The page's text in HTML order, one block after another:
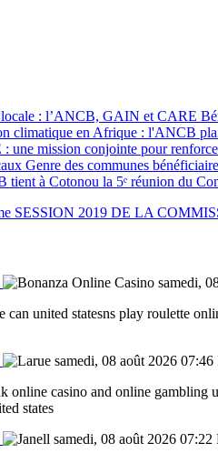
: l’ANCB, GAIN et CARE
climatique en Afrique : l'ANCB
une mission conjointe pour
Genre des communes
à Cotonou la 5ᵉ réunion du
SESSION 2019 DE LA
samedi,
united statesns play roulette
samedi, 08 août 2026 07:46
online casino and online gambling
states
samedi, 08 août 2026 07:22